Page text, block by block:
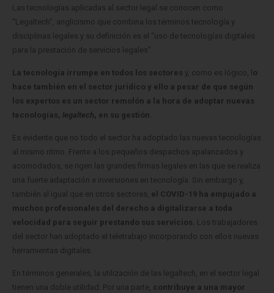
Las tecnologías aplicadas al sector legal se conocen como
“Legaltech”, anglicismo que combina los términos tecnología y
disciplinas legales y su definición es el “uso de tecnologías digitales
para la prestación de servicios legales”.
La tecnología irrumpe en todos los sectores y, como es lógico, l o
hace también en el sector jurídico y ello a pesar de que según
los expertos es un sector remolón a la hora de adoptar nuevas
tecnologías, legaltech, en su gestión.
Es evidente que no todo el sector ha adoptado las nuevas tecnologías
al mismo ritmo. Frente a los pequeños despachos apalancados y
acomodados, se rigen las grandes firmas legales en las que se realiza
una fuerte adaptación e inversiones en tecnología. Sin embargo y,
también al igual que en otros sectores, el COVID-19 ha empujado a
muchos profesionales del derecho a digitalizarse a toda
velocidad para seguir prestando sus servicios. Los trabajadores
del sector han adoptado el teletrabajo incorporando con ellos nuevas
herramientas digitales.
En términos generales, la utilización de las legaltech, en el sector legal
tienen una doble utilidad. Por una parte, contribuye a una mayor